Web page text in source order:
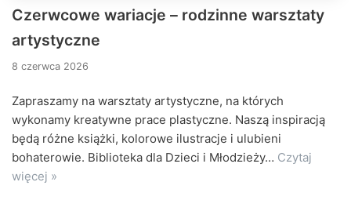
Czerwcowe wariacje – rodzinne warsztaty
artystyczne
8 czerwca 2026
Zapraszamy na warsztaty artystyczne, na których
wykonamy kreatywne prace plastyczne. Naszą inspiracją
będą różne książki, kolorowe ilustracje i ulubieni
bohaterowie. Biblioteka dla Dzieci i Młodzieży… Czytaj
więcej »